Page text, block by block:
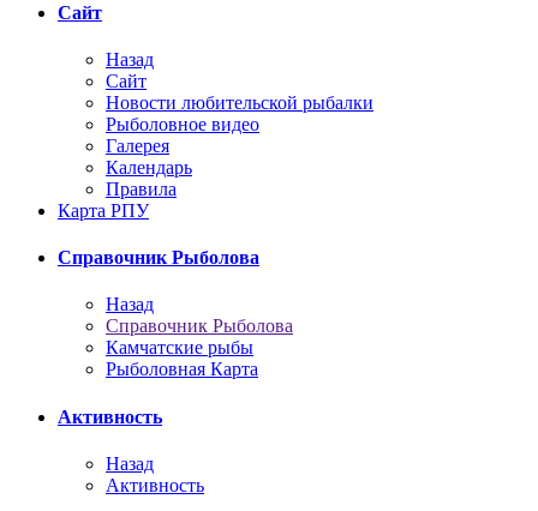
Сайт
Назад
Сайт
Новости любительской рыбалки
Рыболовное видео
Галерея
Календарь
Правила
Карта РПУ
Справочник Рыболова
Назад
Справочник Рыболова
Камчатские рыбы
Рыболовная Карта
Активность
Назад
Активность